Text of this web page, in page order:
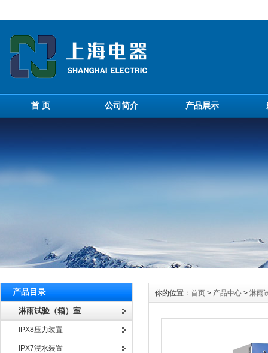
首 页 公司简介 产品展示
产品目录
淋雨试验（箱）室
IPX8压力装置
IPX7浸水装置
你的位置： 首页 > 产品中心 > 淋雨